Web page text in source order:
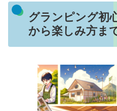
グランピング初
から楽しみ方ま